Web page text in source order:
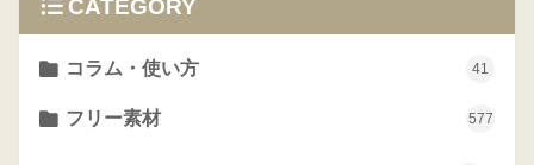
CATEGORY
コラム・使い方 41
フリー素材 577